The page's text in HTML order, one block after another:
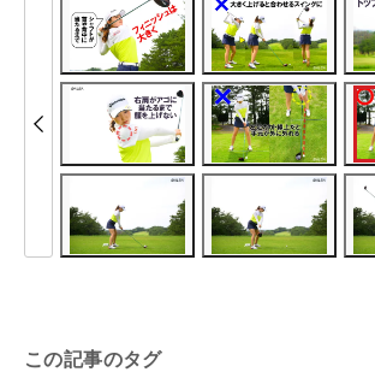
この記事のタグ